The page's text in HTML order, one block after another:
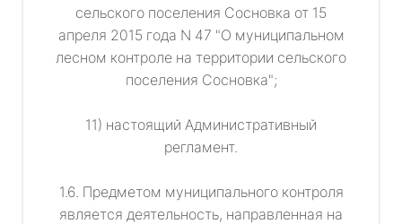
сельского поселения Сосновка от 15
апреля 2015 года N 47 "О муниципальном
лесном контроле на территории сельского
поселения Сосновка";
11) настоящий Административный
регламент.
1.6. Предметом муниципального контроля
является деятельность, направленная на